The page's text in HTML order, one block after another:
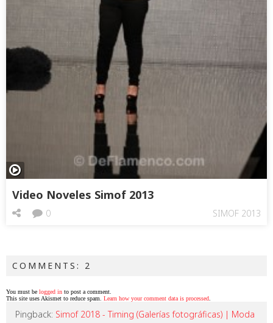
Video Noveles Simof 2013
SIMOF 2013
0
COMMENTS: 2
You must be logged in to post a comment.
This site uses Akismet to reduce spam. Learn how your comment data is processed
Pingback: Simof 2018 - Timing (Galerías fotográficas) | Moda